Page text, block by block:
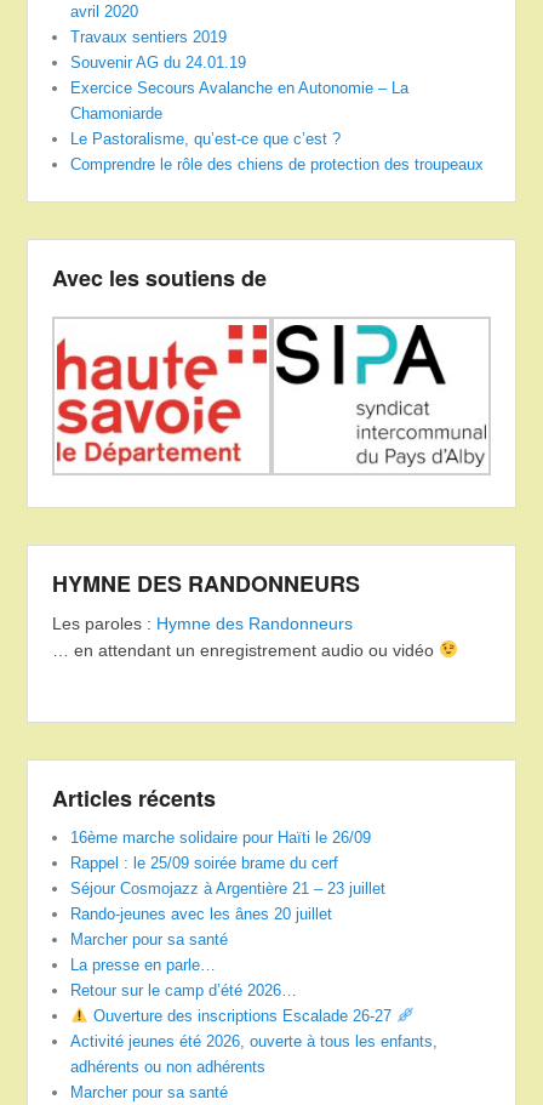
avril 2020
Travaux sentiers 2019
Souvenir AG du 24.01.19
Exercice Secours Avalanche en Autonomie – La
Chamoniarde
Le Pastoralisme, qu’est-ce que c’est ?
Comprendre le rôle des chiens de protection des troupeaux
Avec les soutiens de
HYMNE DES RANDONNEURS
Les paroles : Hymne des Randonneurs
… en attendant un enregistrement audio ou vidéo
Articles récents
16ème marche solidaire pour Haïti le 26/09
Rappel : le 25/09 soirée brame du cerf
Séjour Cosmojazz à Argentière 21 – 23 juillet
Rando-jeunes avec les ânes 20 juillet
Marcher pour sa santé
La presse en parle…
Retour sur le camp d’été 2026…
Ouverture des inscriptions Escalade 26-27
Activité jeunes été 2026, ouverte à tous les enfants,
adhérents ou non adhérents
Marcher pour sa santé